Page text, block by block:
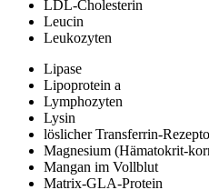
LDL-Cholesterin
Leucin
Leukozyten
Lipase
Lipoprotein a
Lymphozyten
Lysin
löslicher Transferrin-
Magnesium (Hämatokrit-
Mangan im Vollblut
Matrix-GLA-Protein